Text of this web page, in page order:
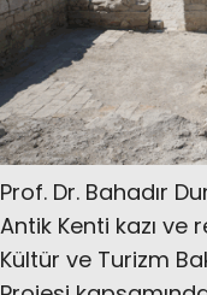
Prof. Dr. Bahadır
Antik Kenti kazı ve
Kültür ve Turizm